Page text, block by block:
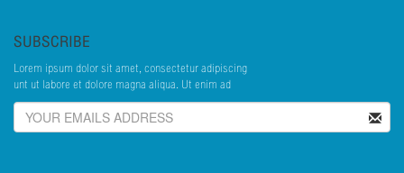
SUBSCRIBE
Lorem ipsum dolor sit amet, consectetur adipiscing
unt ut labore et dolore magna aliqua. Ut enim ad